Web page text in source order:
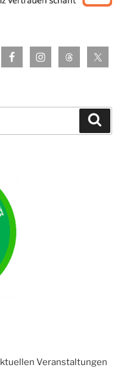
Veranstaltungen